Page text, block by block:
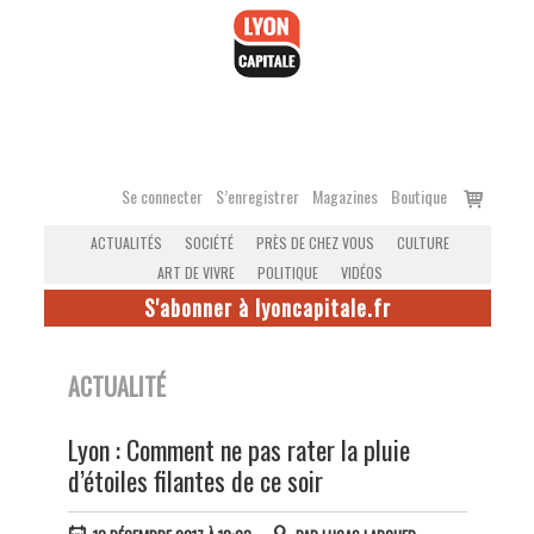
Se connecter S’enregistrer Magazines Boutique
Voir
ACTUALITÉS SOCIÉTÉ PRÈS DE CHEZ VOUS
CULTURE
ART DE VIVRE
POLITIQUE VIDÉOS
S'abonner à lyoncapitale.fr
ACTUALITÉ
Lyon : Comment ne pas rater la pluie
d’étoiles filantes de ce soir